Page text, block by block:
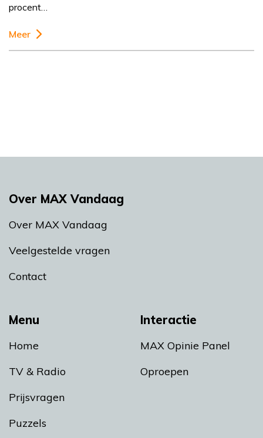
procent…
Meer
Menu
Home
TV & Radio
Prijsvragen
Puzzels
Interactie
MAX Opinie Panel
Oproepen
Over MAX Vandaag
Over MAX Vandaag
Veelgestelde vragen
Contact